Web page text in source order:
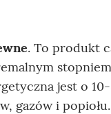
. To produkt
jest o
gazów i